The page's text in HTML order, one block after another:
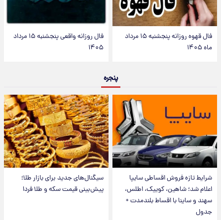
فال قهوه روزانه پنجشنبه ۱۵ مرداد
ماه ۱۴۰۵
فال روزانه واقعی پنجشنبه ۱۵ مرداد
۱۴۰۵
پنجره
شرایط تازه فروش اقساطی سایپا
اعلام شد؛ شاهین، کوییک، اطلس،
سهند و ساینا با اقساط بلندمدت +
جدول
سیگنال‌های جدید برای بازار طلا؛
پیش‌بینی قیمت سکه و طلا فردا